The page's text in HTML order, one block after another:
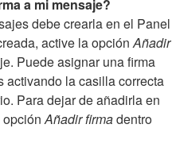
a mi mensaje?
debe crearla en el Panel
active la opciónAñadir
Puede asignar una firma
activando la casilla correcta
Para dejar de añadirla en
opciónAñadir firmadentro